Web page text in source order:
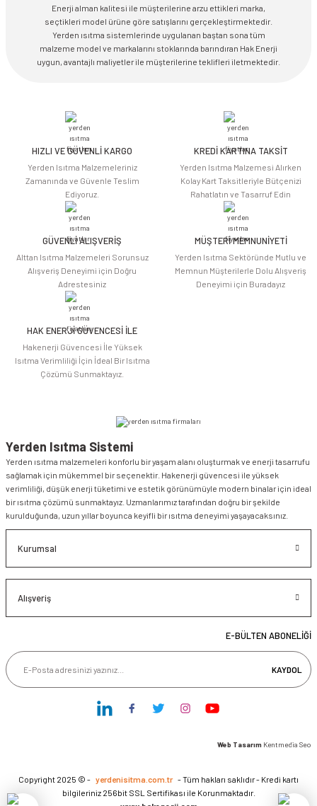
Enerji alman kalitesi ile müşterilerine arzu ettikleri marka,
seçtikleri model ürüne göre satışlarını gerçekleştirmektedir.
Yerden ısıtma sistemlerinde uygulanan baştan sona tüm
malzeme model ve markalarını stoklarında barındıran Hak Enerji
uygun, avantajlı maliyetler ile müşterilerine teklifleri iletmektedir.
HIZLI VE GÜVENLİ KARGO
Yerden Isıtma Malzemeleriniz
Zamanında ve Güvenle Teslim
Ediyoruz.
KREDİ KARTINA TAKSİT
Yerden Isıtma Malzemesi Alırken
Kolay Kart Taksitleriyle Bütçenizi
Rahatlatın ve Tasarruf Edin
GÜVENLİ ALIŞVERİŞ
Alttan Isıtma Malzemeleri Sorunsuz
Alışveriş Deneyimi için Doğru
Adrestesiniz
MÜŞTERİ MEMNUNİYETİ
Yerden Isıtma Sektöründe Mutlu ve
Memnun Müşterilerle Dolu Alışveriş
Deneyimi için Buradayız
HAK ENERJİ GÜVENCESİ İLE
Hakenerji Güvencesi İle Yüksek
Isıtma Verimliliği İçin İdeal Bir Isıtma
Çözümü Sunmaktayız.
Yerden Isıtma Sistemi
Yerden ısıtma malzemeleri konforlu bir yaşam alanı oluşturmak ve enerji tasarrufu
sağlamak için mükemmel bir seçenektir. Hakenerji güvencesi ile yüksek
verimliliği, düşük enerji tüketimi ve estetik görünümüyle modern binalar için ideal
bir ısıtma çözümü sunmaktayız. Uzmanlarımız tarafından doğru bir şekilde
kurulduğunda, uzun yıllar boyunca keyifli bir ısıtma deneyimi yaşayacaksınız.
Kurumsal
Alışveriş
E-BÜLTEN ABONELİĞİ
KAYDOL
Web Tasarım Kentmedia Seo
Copyright 2025 © - yerdenisitma.com.tr - Tüm hakları saklıdır - Kredi kartı
bilgileriniz 256bit SSL Sertifikası ile Korunmaktadır.